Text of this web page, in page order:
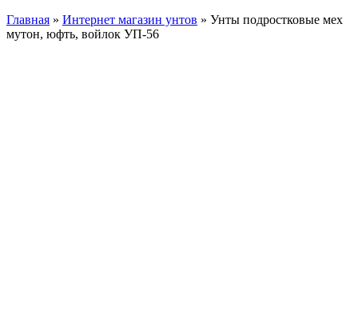
Главная » Интернет магазин унтов » Унты подростковые мех
мутон, юфть, войлок УП-56